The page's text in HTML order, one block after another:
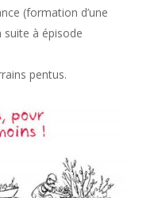
(formation d’une
à épisode
pentus.